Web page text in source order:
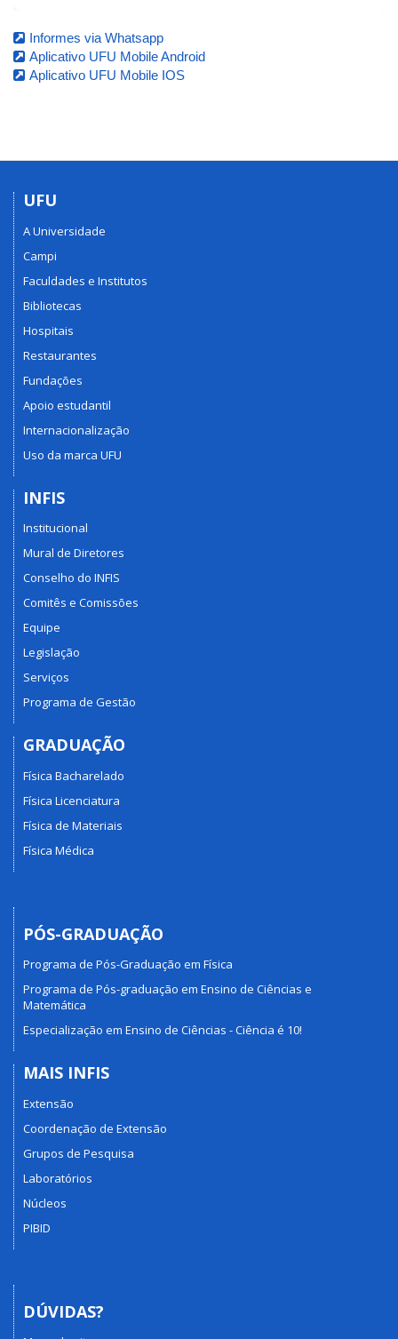
Informes via Whatsapp
Aplicativo UFU Mobile Android
Aplicativo UFU Mobile IOS
UFU
A Universidade
Campi
Faculdades e Institutos
Bibliotecas
Hospitais
Restaurantes
Fundações
Apoio estudantil
Internacionalização
Uso da marca UFU
INFIS
Institucional
Mural de Diretores
Conselho do INFIS
Comitês e Comissões
Equipe
Legislação
Serviços
Programa de Gestão
GRADUAÇÃO
Física Bacharelado
Física Licenciatura
Física de Materiais
Física Médica
PÓS-GRADUAÇÃO
Programa de Pós-Graduação em Física
Programa de Pós-graduação em Ensino de Ciências e
Matemática
Especialização em Ensino de Ciências - Ciência é 10!
MAIS INFIS
Extensão
Coordenação de Extensão
Grupos de Pesquisa
Laboratórios
Núcleos
PIBID
DÚVIDAS?